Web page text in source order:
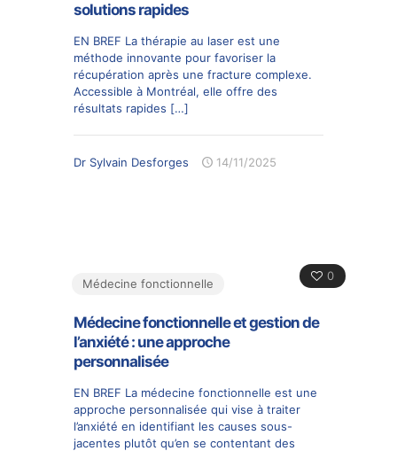
solutions rapides
EN BREF La thérapie au laser est une
méthode innovante pour favoriser la
récupération après une fracture complexe.
Accessible à Montréal, elle offre des
résultats rapides […]
Dr Sylvain Desforges 14/11/2025
0
Médecine fonctionnelle
Médecine fonctionnelle et gestion de
l’anxiété : une approche
personnalisée
EN BREF La médecine fonctionnelle est une
approche personnalisée qui vise à traiter
l’anxiété en identifiant les causes sous-
jacentes plutôt qu’en se contentant des